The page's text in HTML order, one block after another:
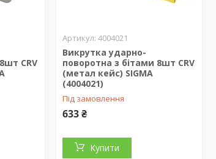
CRV
4004021
Викрутка ударно-
поворотна з бітами 8шт CRV
(метал кейс) SIGMA
(4004021)
Під замовлення
633 ₴
Купити